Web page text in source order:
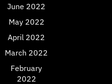
June 2022
May 2022
April 2022
March 2022
February
2022